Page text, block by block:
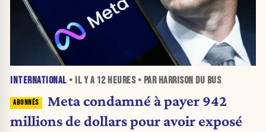
INTERNATIONAL • IL Y A 12 HEURES• PAR HARRISON DU BUS
Meta condamné à payer 942
millions de dollars pour avoir exposé